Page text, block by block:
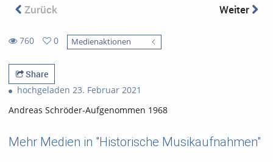
Zurück Weiter
760
views
0
favorites
Medienaktionen
Share
hochgeladen 23. Februar 2021
Andreas Schröder-Aufgenommen 1968
Mehr Medien in "Historische Musikaufnahmen"